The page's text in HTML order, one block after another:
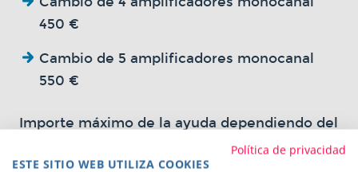
450 €
Cambio de 5 amplificadores monocanal
550 €
Importe máximo de la ayuda dependiendo del
tipo de instalación de recepción del edificio
Política de privacidad
ESTE SITIO WEB UTILIZA COOKIES